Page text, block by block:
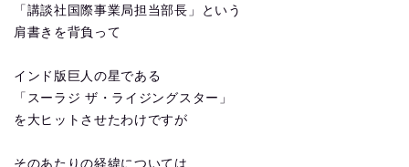
「講談社国際事業局担当部長」という
肩書きを背負って
インド版巨人の星である
「スーラジ ザ・ライジングスター」
を大ヒットさせたわけですが
そのあたりの経緯については